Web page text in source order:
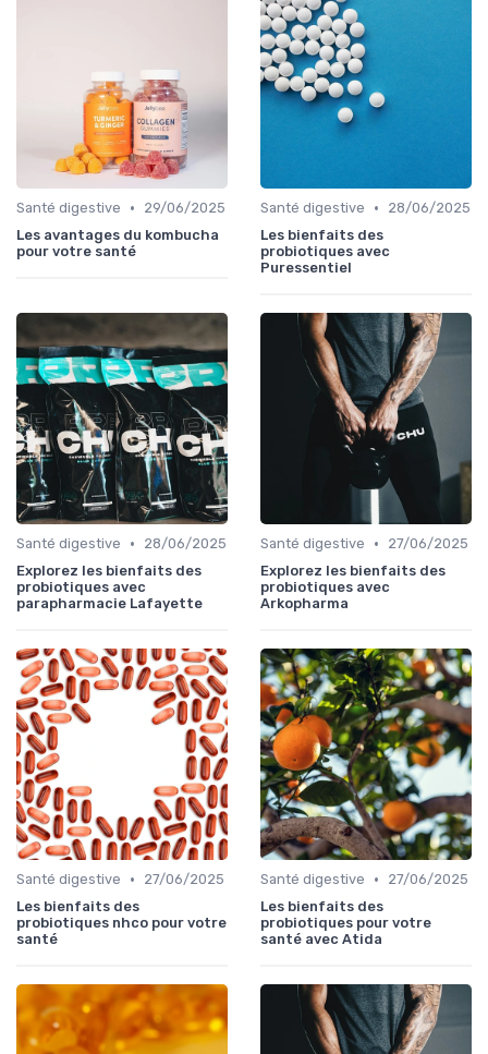
Santé digestive •
29/06/2025
Les avantages du kombucha
pour votre santé
Santé digestive •
28/06/2025
Les bienfaits des
probiotiques avec
Puressentiel
Santé digestive •
28/06/2025
Explorez les bienfaits des
probiotiques avec
parapharmacie Lafayette
Santé digestive •
27/06/2025
Explorez les bienfaits des
probiotiques avec
Arkopharma
Santé digestive •
27/06/2025
Les bienfaits des
probiotiques nhco pour votre
santé
Santé digestive •
27/06/2025
Les bienfaits des
probiotiques pour votre
santé avec Atida